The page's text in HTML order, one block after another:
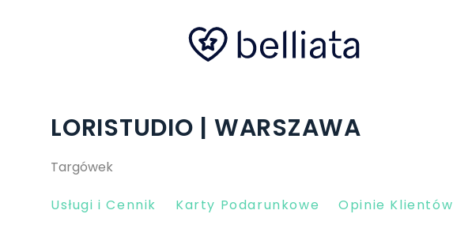
LORISTUDIO | WARSZAWA
Targówek
Usługi i Cennik Karty Podarunkowe Opinie Klientów